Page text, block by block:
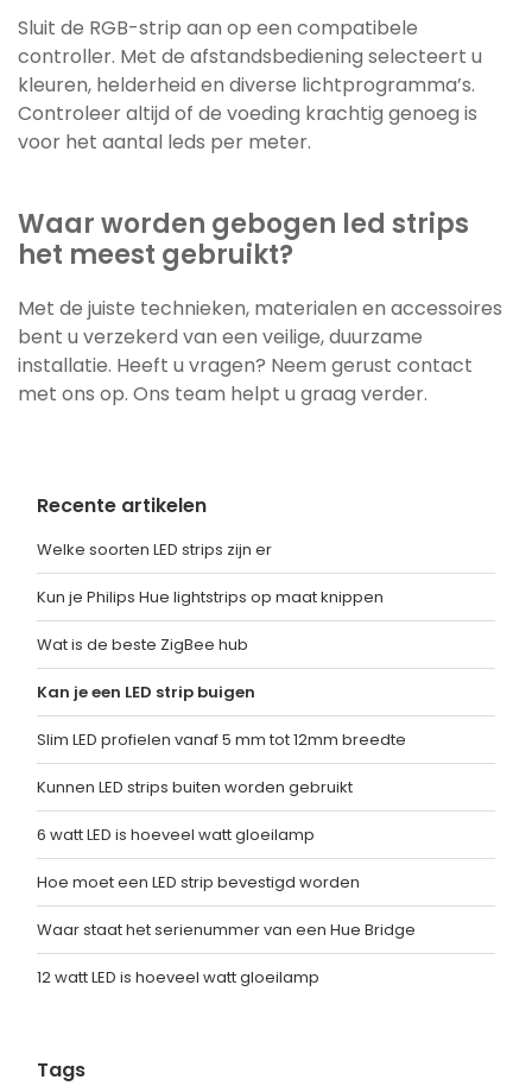
Sluit de RGB-strip aan op een compatibele
controller. Met de afstandsbediening selecteert u
kleuren, helderheid en diverse lichtprogramma’s.
Controleer altijd of de voeding krachtig genoeg is
voor het aantal leds per meter.
Waar worden gebogen led strips
het meest gebruikt?
Met de juiste technieken, materialen en accessoires
bent u verzekerd van een veilige, duurzame
installatie. Heeft u vragen? Neem gerust contact
met ons op. Ons team helpt u graag verder.
Recente artikelen
Welke soorten LED strips zijn er
Kun je Philips Hue lightstrips op maat knippen
Wat is de beste ZigBee hub
Kan je een LED strip buigen
Slim LED profielen vanaf 5 mm tot 12mm breedte
Kunnen LED strips buiten worden gebruikt
6 watt LED is hoeveel watt gloeilamp
Hoe moet een LED strip bevestigd worden
Waar staat het serienummer van een Hue Bridge
12 watt LED is hoeveel watt gloeilamp
Tags